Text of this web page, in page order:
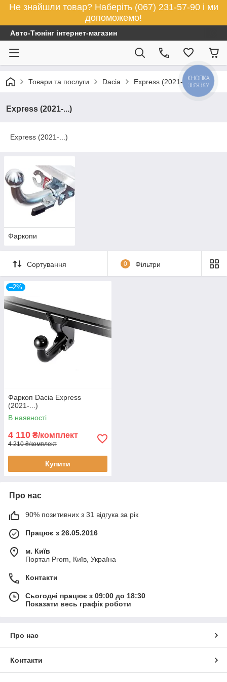
Не знайшли товар? Наберіть (067) 231-57-90 і ми
допоможемо!
Авто-Тюнінг інтернет-магазин
Товари та послуги Dacia Express (2021-...)
Express (2021-...)
Express (2021-...)
Фаркопи
Сортування 0 Фільтри
–2%
Фаркоп Dacia Express
(2021-...)
В наявності
4 110 ₴/комплект
4 210 ₴/комплект
Купити
Про нас
90% позитивних з 31 відгука за рік
Працює з 26.05.2016
м. Київ
Портал Prom, Київ, Україна
Контакти
Сьогодні працює з 09:00 до 18:30
Показати весь графік роботи
Про нас
Контакти
КНОПКА
ЗВ'ЯЗКУ